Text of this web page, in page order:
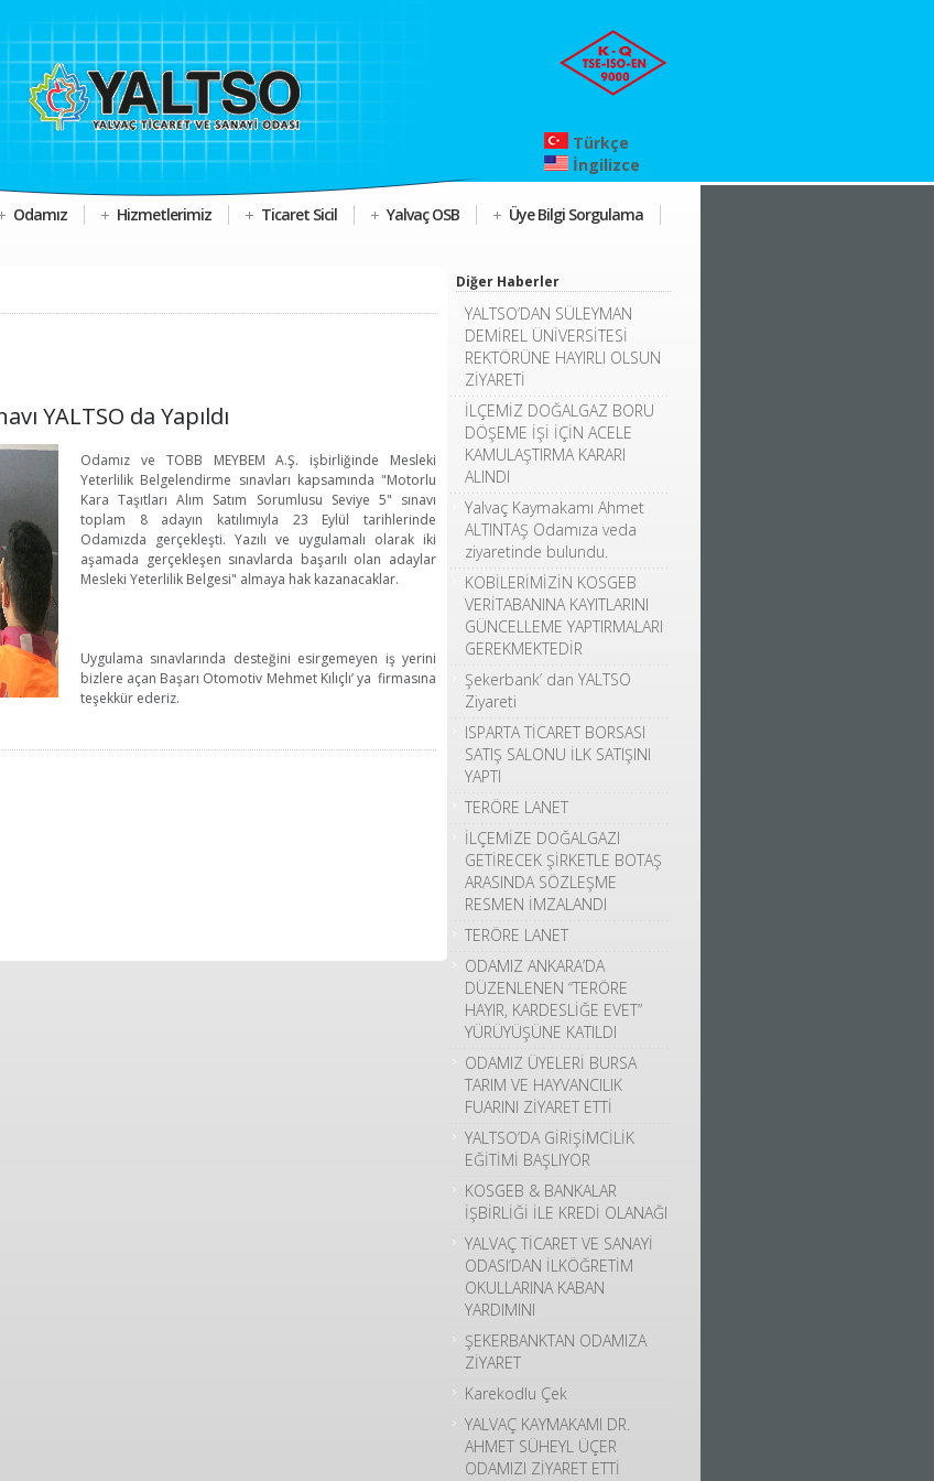
Türkçe
İngilizce
Odamız Hizmetlerimiz Ticaret Sicil Yalvaç OSB
Üye Bilgi Sorgulama
YALTSO da Yapıldı
Odamız ve TOBB MEYBEM A.Ş. işbirliğinde Mesleki
Yeterlilik Belgelendirme sınavları kapsamında "Motorlu
Kara Taşıtları Alım Satım Sorumlusu Seviye 5" sınavı
toplam 8 adayın katılımıyla 23 Eylül tarihlerinde
Odamızda gerçekleşti. Yazılı ve uygulamalı olarak iki
aşamada gerçekleşen sınavlarda başarılı olan adaylar
Mesleki Yeterlilik Belgesi" almaya hak kazanacaklar.
Uygulama sınavlarında desteğini esirgemeyen iş yerini
bizlere açan Başarı Otomotiv Mehmet Kılıçlı’ ya firmasına
teşekkür ederiz.
Diğer Haberler
YALTSO’DAN SÜLEYMAN
DEMİREL ÜNİVERSİTESİ
REKTÖRÜNE HAYIRLI OLSUN
ZİYARETİ
İLÇEMİZ DOĞALGAZ BORU
DÖŞEME İŞİ İÇİN ACELE
KAMULAŞTIRMA KARARI
ALINDI
Yalvaç Kaymakamı Ahmet
ALTINTAŞ Odamıza veda
ziyaretinde bulundu.
KOBİLERİMİZİN KOSGEB
VERİTABANINA KAYITLARINI
GÜNCELLEME YAPTIRMALARI
GEREKMEKTEDİR
Şekerbank’ dan YALTSO
Ziyareti
ISPARTA TİCARET BORSASI
SATIŞ SALONU İLK SATIŞINI
YAPTI
TERÖRE LANET
İLÇEMİZE DOĞALGAZI
GETİRECEK ŞİRKETLE BOTAŞ
ARASINDA SÖZLEŞME
RESMEN İMZALANDI
TERÖRE LANET
ODAMIZ ANKARA’DA
DÜZENLENEN “TERÖRE
HAYIR, KARDESLİĞE EVET”
YÜRÜYÜŞÜNE KATILDI
ODAMIZ ÜYELERİ BURSA
TARIM VE HAYVANCILIK
FUARINI ZİYARET ETTİ
YALTSO’DA GİRİŞİMCİLİK
EĞİTİMİ BAŞLIYOR
KOSGEB & BANKALAR
İŞBİRLİĞİ İLE KREDİ OLANAĞI
YALVAÇ TİCARET VE SANAYİ
ODASI’DAN İLKÖĞRETİM
OKULLARINA KABAN
YARDIMINI
ŞEKERBANKTAN ODAMIZA
ZİYARET
Karekodlu Çek
YALVAÇ KAYMAKAMI DR.
AHMET SÜHEYL ÜÇER
ODAMIZI ZİYARET ETTİ